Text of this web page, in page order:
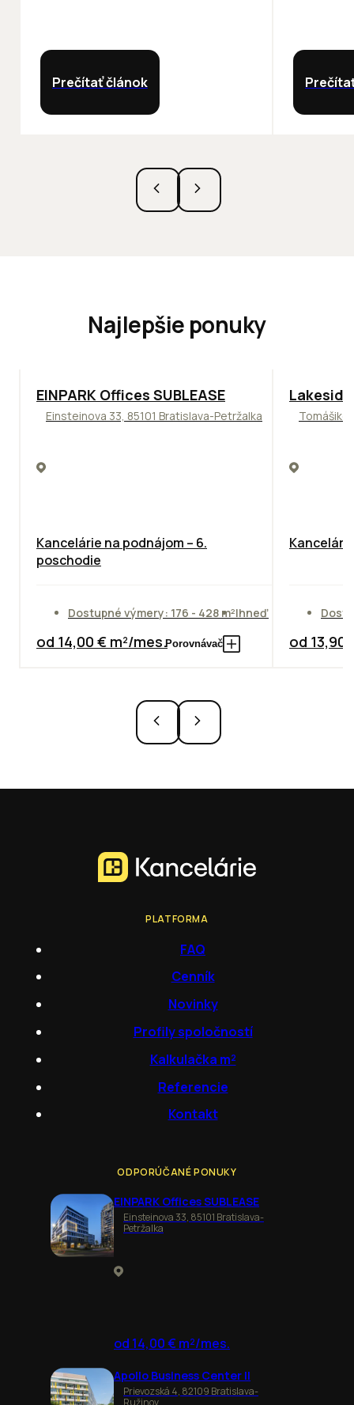
Prečítať článok
Najlepšie ponuky
TOP ODPORÚČAME
EINPARK Offices SUBLEASE
Einsteinova 33, 85101 Bratislava-Petržalka
Kancelárie na podnájom – 6.
poschodie
Dostupné výmery: 176 - 428 m²Ihneď
od 14,00 € m²/mes.Porovnávač od 13,90
PLATFORMA
FAQ
Cenník
Novinky
Profily spoločností
Kalkulačka m²
Referencie
Kontakt
ODPORÚČANÉ PONUKY
EINPARK Offices SUBLEASE
Einsteinova 33, 85101 Bratislava-
Petržalka
od 14,00 € m²/mes.
Apollo Business Center II
Prievozská 4, 82109 Bratislava-